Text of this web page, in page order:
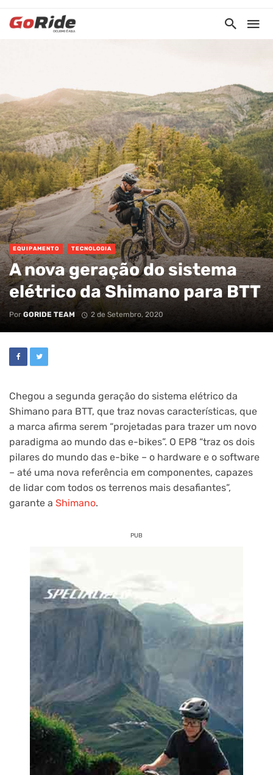
EQUIPAMENTO TECNOLOGIA
A nova geração do sistema
elétrico da Shimano para BTT
Por GORIDE TEAM 2 de Setembro, 2020
Chegou a segunda geração do sistema elétrico da
Shimano para BTT, que traz novas características, que
a marca afirma serem “projetadas para trazer um novo
paradigma ao mundo das e-bikes”. O EP8 “traz os dois
pilares do mundo das e-bike – o hardware e o software
– até uma nova referência em componentes, capazes
de lidar com todos os terrenos mais desafiantes”,
garante a Shimano.
PUB